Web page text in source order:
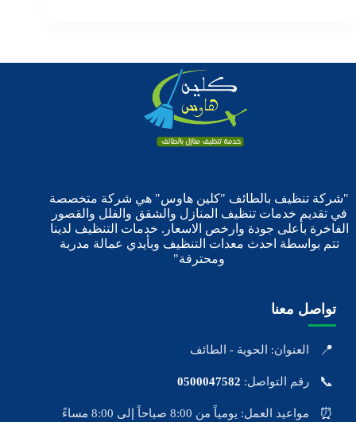
"شركة تنظيف بالطائف "كلين هاوس" هي شركة متخصصة
في تقديم خدمات تنظيف المنازل والشقق والفلل والقصور
الفاخرة بأعلى جودة وارخص الاسعار. خدمات التنظيف لدينا
تتم بواسطة احدث معدات التنظيف وبأيدي عمالة مدربة
ومحترفة"
تواصل معنا
📍 العنوان: الحوية - الطائف
📞 رقم التواصل: 0500047582
⏰ مواعيد العمل: يومياً من 8:00 صباحاً إلى 8:00 مساءً